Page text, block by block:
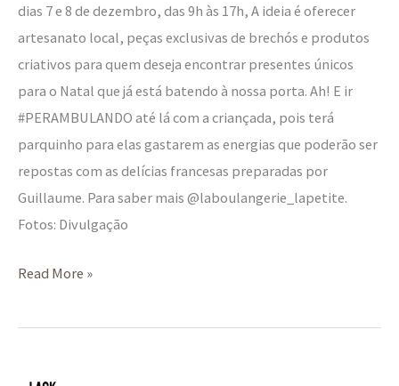
dias 7 e 8 de dezembro, das 9h às 17h, A ideia é oferecer
artesanato local, peças exclusivas de brechós e produtos
criativos para quem deseja encontrar presentes únicos
para o Natal que já está batendo à nossa porta. Ah! E ir
#PERAMBULANDO até lá com a criançada, pois terá
parquinho para elas gastarem as energias que poderão ser
repostas com as delícias francesas preparadas por
Guillaume. Para saber mais @laboulangerie_lapetite.
Fotos: Divulgação
Read More »